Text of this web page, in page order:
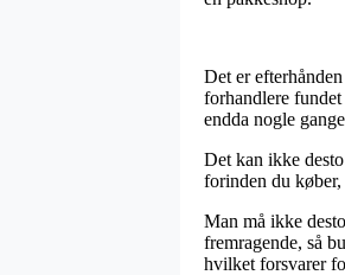
Det er
forhandlere
endda nogle
Det kan ikke
forinden du
Man må ikke
fremragende, så
hvilket forsvarer